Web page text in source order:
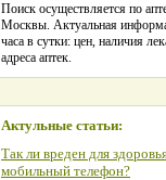
Поиск осуществляется по
Москвы. Актуальная
часа в сутки: цен, наличия
адреса аптек.
Актульные статьи:
Так ли вреден для
мобильный телефон?